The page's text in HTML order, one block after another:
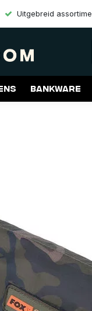
Uitgebreid
Bankware